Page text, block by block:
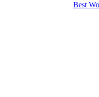
Best